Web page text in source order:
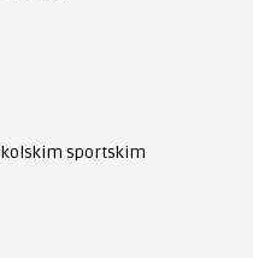
sportskim